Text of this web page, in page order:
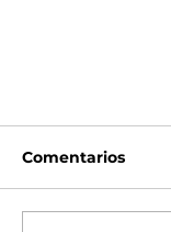
Comentarios